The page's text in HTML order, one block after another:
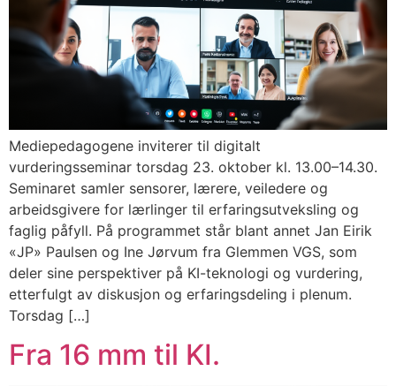
Mediepedagogene inviterer til digitalt
vurderingsseminar torsdag 23. oktober kl. 13.00–14.30.
Seminaret samler sensorer, lærere, veiledere og
arbeidsgivere for lærlinger til erfaringsutveksling og
faglig påfyll. På programmet står blant annet Jan Eirik
«JP» Paulsen og Ine Jørvum fra Glemmen VGS, som
deler sine perspektiver på KI-teknologi og vurdering,
etterfulgt av diskusjon og erfaringsdeling i plenum.
Torsdag […]
Fra 16 mm til KI.